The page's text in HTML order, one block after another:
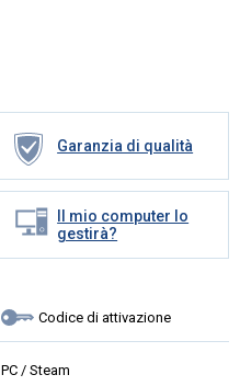
Garanzia di qualità
Il mio computer lo
gestirà?
Codice di attivazione
PC / Steam